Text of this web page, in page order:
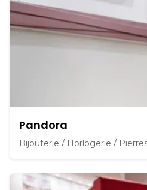
Pandora
Bijouterie / Horlogerie /